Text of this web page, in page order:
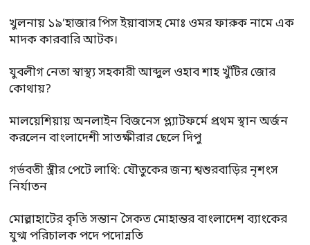
খুলনায় ১৯’হাজার পিস ইয়াবাসহ মোঃ ওমর ফারুক নামে এক
মাদক কারবারি আটক।
যুবলীগ নেতা স্বাস্থ্য সহকারী আব্দুল ওহাব শাহ খুঁটির জোর
কোথায়?
মালয়েশিয়ায় অনলাইন বিজনেস প্ল্যাটফর্মে প্রথম স্থান অর্জন
করলেন বাংলাদেশী সাতক্ষীরার ছেলে দিপু
গর্ভবতী স্ত্রীর পেটে লাথি: যৌতুকের জন্য শ্বশুরবাড়ির নৃশংস
নির্যাতন
মোল্লাহাটের কৃতি সন্তান সৈকত মোহান্তর বাংলাদেশ ব্যাংকের
যুগ্ম পরিচালক পদে পদোন্নতি